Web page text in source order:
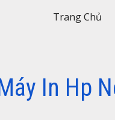
Skip to
Trang Chủ
In Hp